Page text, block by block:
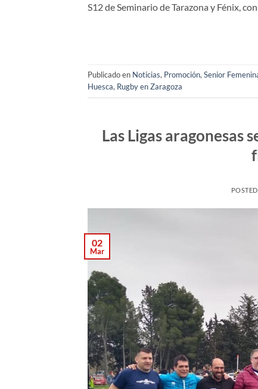
S12 de Seminario de Tarazona y Fénix,
Publicado en Noticias, Promoción,Senior
Huesca, Rugby en Zaragoza
Las Ligas aragonesas
02
Mar